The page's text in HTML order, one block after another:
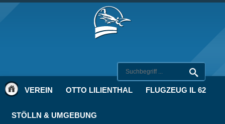
VEREIN OTTO LILIENTHAL FLUGZEUG IL 62
STÖLLN & UMGEBUNG